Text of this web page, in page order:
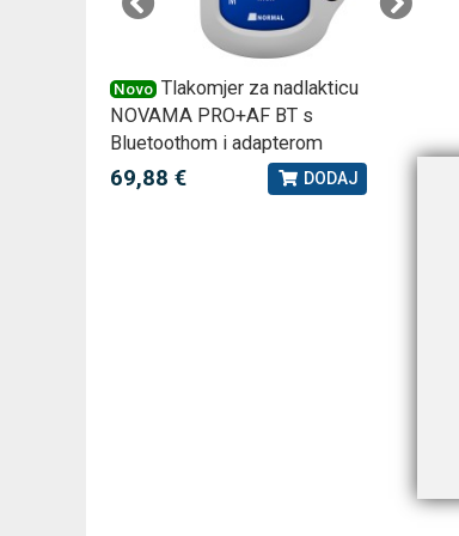
Novo Tlakomjer za nadlakticu
NOVAMA PRO+AF BT s
Bluetoothom i adapterom
69,88 € DODAJ